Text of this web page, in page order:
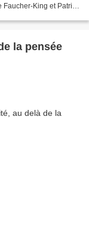
King et Patrick
la pensée